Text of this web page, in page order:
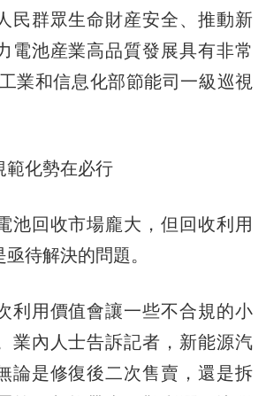
民群眾生命財産安全、推動新
電池産業高品質發展具有非常
業和信息化部節能司一級巡視
化勢在必行
回收市場龐大，但回收利用
待解決的問題。
用價值會讓一些不合規的小
業內人士告訴記者，新能源汽
論是修復後二次售賣，還是拆